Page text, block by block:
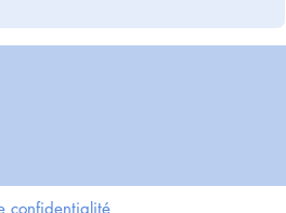
confidentialité